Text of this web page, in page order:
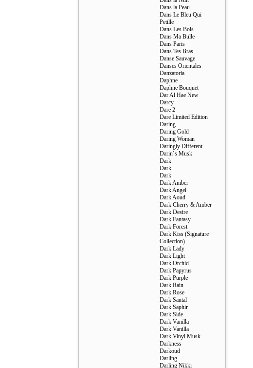
Dans la Peau
Dans Le Bleu Qui
Petille
Dans Les Bois
Dans Ma Bulle
Dans Paris
Dans Tes Bras
Danse Sauvage
Danses Orientales
Danzatoria
Daphne
Daphne Bouquet
Dar Al Hae New
Darcy
Dare 2
Dare Limited Edition
Daring
Daring Gold
Daring Woman
Daringly Different
Darin`s Musk
Dark
Dark
Dark
Dark Amber
Dark Angel
Dark Aoud
Dark Cherry & Amber
Dark Desire
Dark Fantasy
Dark Forest
Dark Kiss (Signature
Collection)
Dark Lady
Dark Light
Dark Orchid
Dark Papyrus
Dark Purple
Dark Rain
Dark Rose
Dark Santal
Dark Saphir
Dark Side
Dark Vanilla
Dark Vanilla
Dark Vinyl Musk
Darkness
Darkoud
Darling
Darling Nikki